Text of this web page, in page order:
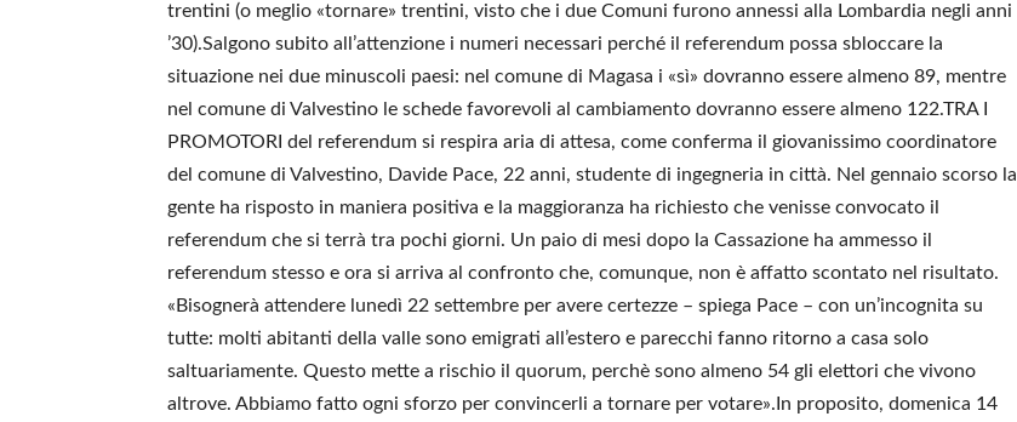
trentini (o meglio «tornare» trentini, visto che i due Comuni furono annessi alla Lombardia negli anni
’30).Salgono subito all’attenzione i numeri necessari perché il referendum possa sbloccare la
situazione nei due minuscoli paesi: nel comune di Magasa i «sì» dovranno essere almeno 89, mentre
nel comune di Valvestino le schede favorevoli al cambiamento dovranno essere almeno 122.TRA I
PROMOTORI del referendum si respira aria di attesa, come conferma il giovanissimo coordinatore
del comune di Valvestino, Davide Pace, 22 anni, studente di ingegneria in città. Nel gennaio scorso la
gente ha risposto in maniera positiva e la maggioranza ha richiesto che venisse convocato il
referendum che si terrà tra pochi giorni. Un paio di mesi dopo la Cassazione ha ammesso il
referendum stesso e ora si arriva al confronto che, comunque, non è affatto scontato nel risultato.
«Bisognerà attendere lunedì 22 settembre per avere certezze – spiega Pace – con un’incognita su
tutte: molti abitanti della valle sono emigrati all’estero e parecchi fanno ritorno a casa solo
saltuariamente. Questo mette a rischio il quorum, perchè sono almeno 54 gli elettori che vivono
altrove. Abbiamo fatto ogni sforzo per convincerli a tornare per votare».In proposito, domenica 14